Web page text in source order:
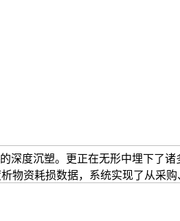
深度沉塑。更正在无形中埋下了
物资耗损数据，系统实现了从采